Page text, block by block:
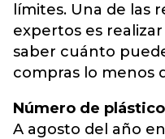
límites. Una de las
expertos es
saber cuánto
compras lo menos
Número de
A agosto del año